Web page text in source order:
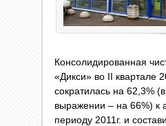
Консолидированная
«Дикси» во II квартале
сократилась на 62,3%
выражении – на 66%) к
периоду 2011г. и